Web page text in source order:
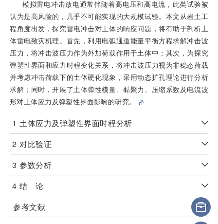
模拟雷电冲击放电通常伴随着高电压和高电流，此类试验被
认为是高风险的，几乎不可能实现的大规模试验。本文从岩土工
程角度出发，探究雷电冲击对土体的响应问题，将有助于剖析土
体雷电致灾机理。首先，利用电弧通道能量平衡方程求解冲击波
压力，将冲击波压力作为外加荷载作用于土体中；其次，为探究
弹塑性界面和应力时程变化关系，将冲击波压力视为非稳态荷载
并考虑冲击荷载下的土体硬化现象，采用动态扩孔理论进行分析
求解；同时，开展了土体弹性模量、黏聚力、压缩系数及电流波
形对土体应力及弹塑性界面影响的研究。
译
1 土体应力及弹塑性界面时程分析
2 对比验证
3 参数分析
4 结 论
参考文献